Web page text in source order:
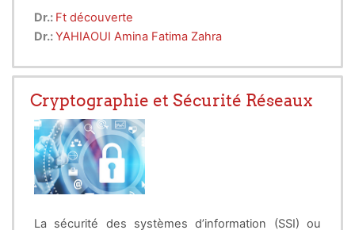
une analyse sur Les effets Biologiques des champs
EM et les risques associés.
Dr.: Ft découverte
Dr.:YAHIAOUI Amina Fatima Zahra
Cryptographie et Sécurité Réseaux
La sécurité des systèmes d’information (SSI) ou